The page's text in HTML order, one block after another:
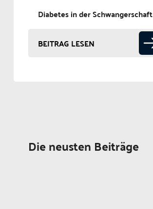
Diabetes in der Schwangerschaft
BEITRAG LESEN
Die neusten Beiträge